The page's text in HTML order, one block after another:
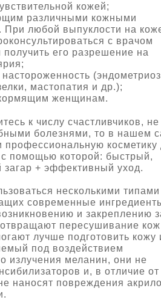
кожей;
различными кожными
При любой выпуклости на
с врачом
его разрешение на
настороженность
мастопатия и др.);
женщинам.
к числу счастливчиков, не
болезнями, то в нашем
профессиональную косметику
с помощью которой: быстрый,
загар + эффективный уход.
несколькими типами
современные
и закреплению
пересушивание
лучше подготовить кожу
под воздействием
излучения меланин, они не
и, в отличие от
наносят повреждения